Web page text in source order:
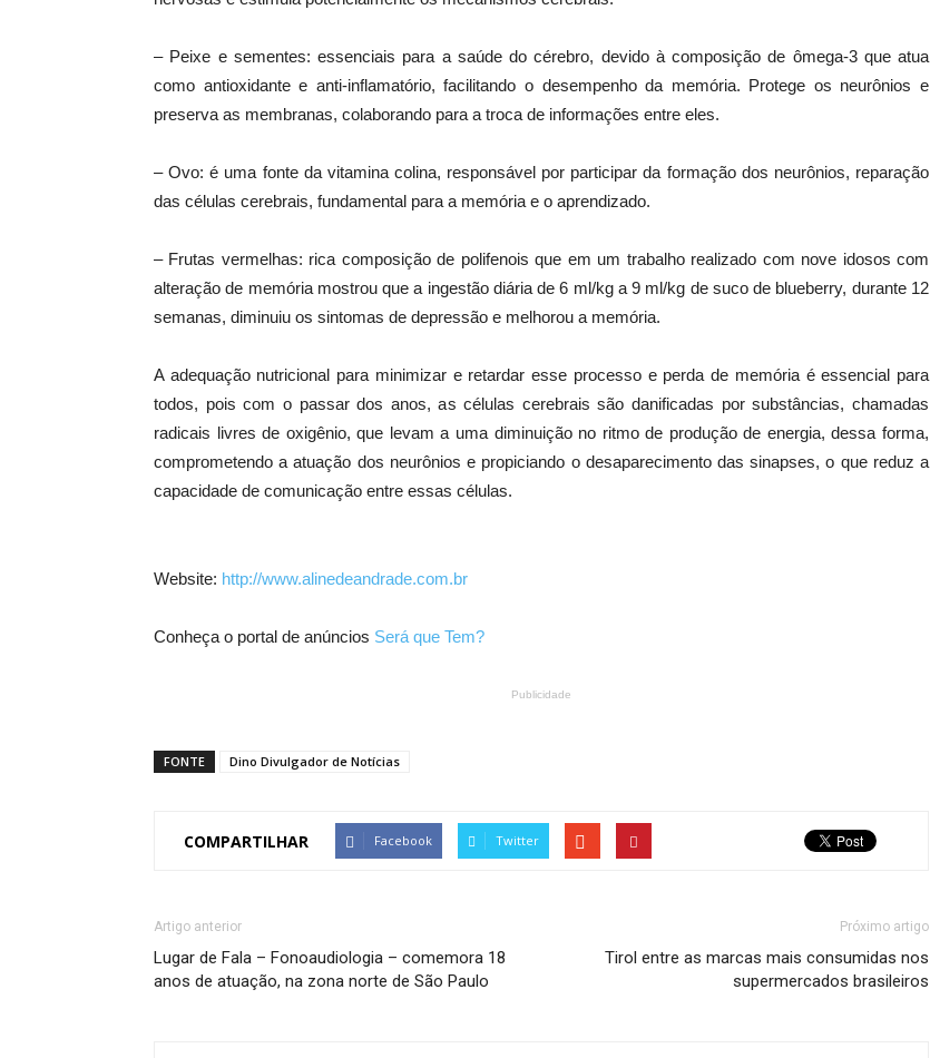
– Peixe e sementes: essenciais para a saúde do cérebro, devido à composição de ômega-3 que atua
como antioxidante e anti-inflamatório, facilitando o desempenho da memória. Protege os neurônios e
preserva as membranas, colaborando para a troca de informações entre eles.
– Ovo: é uma fonte da vitamina colina, responsável por participar da formação dos neurônios, reparação
das células cerebrais, fundamental para a memória e o aprendizado.
– Frutas vermelhas: rica composição de polifenois que em um trabalho realizado com nove idosos com
alteração de memória mostrou que a ingestão diária de 6 ml/kg a 9 ml/kg de suco de blueberry, durante 12
semanas, diminuiu os sintomas de depressão e melhorou a memória.
A adequação nutricional para minimizar e retardar esse processo e perda de memória é essencial para
todos, pois com o passar dos anos, as células cerebrais são danificadas por substâncias, chamadas
radicais livres de oxigênio, que levam a uma diminuição no ritmo de produção de energia, dessa forma,
comprometendo a atuação dos neurônios e propiciando o desaparecimento das sinapses, o que reduz a
capacidade de comunicação entre essas células.
Website: http://www.alinedeandrade.com.br
Conheça o portal de anúncios Será que Tem?
Publicidade
FONTE Dino Divulgador de Notícias
COMPARTILHAR Facebook Twitter
Artigo anterior
Lugar de Fala – Fonoaudiologia – comemora 18
anos de atuação, na zona norte de São Paulo
Próximo artigo
Tirol entre as marcas mais consumidas nos
supermercados brasileiros